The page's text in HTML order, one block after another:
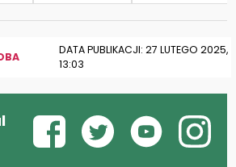
DATA PUBLIKACJI: 27 LUTEGO 2025,
13:03